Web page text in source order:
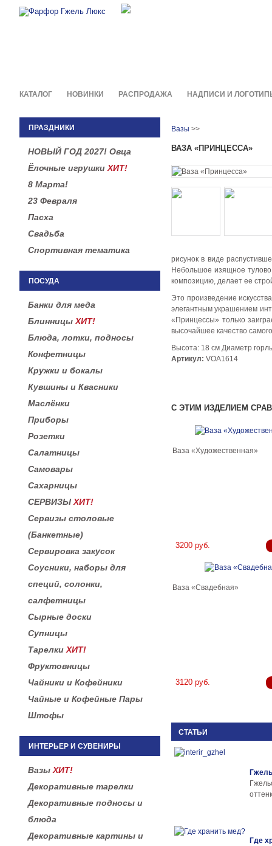
КАТАЛОГ НОВИНКИ РАСПРОДАЖА НАДПИСИ И
ПРАЗДНИКИ
НОВЫЙ ГОД 2027! Овца
Ёлочные игрушки ХИТ!
8 Марта!
23 Февраля
Пасха
Свадьба
Спортивная тематика
ПОСУДА
Банки для меда
Блинницы ХИТ!
Блюда, лотки, подносы
Конфетницы
Кружки и бокалы
Кувшины и Квасники
Маслёнки
Приборы
Розетки
Салатницы
Самовары
Сахарницы
СЕРВИЗЫ ХИТ!
Сервизы столовые
(Банкетные)
Сервировка закусок
Соусники, наборы для
специй, солонки,
салфетницы
Сырные доски
Супницы
Тарелки ХИТ!
Фруктовницы
Чайники и Кофейники
Чайные и Кофейные Пары
Штофы
ИНТЕРЬЕР И СУВЕНИРЫ
Вазы ХИТ!
Декоративные тарелки
Декоративные подносы и
блюда
Декоративные картины и
Вазы >>
ВАЗА «ПРИНЦЕССА»
рисунок в виде
Небольшое изящное
композицию, делает ее
Это произведение
элегантным украшением
«Принцессы» только
высочайшее качество
Высота: 18 см Диаметр
Артикул: VOА1614
С ЭТИМ ИЗДЕЛИЕМ
Ваза «Художественная»
3200 руб.
Ваза «Свадебная»
3120 руб.
СТАТЬИ
Где